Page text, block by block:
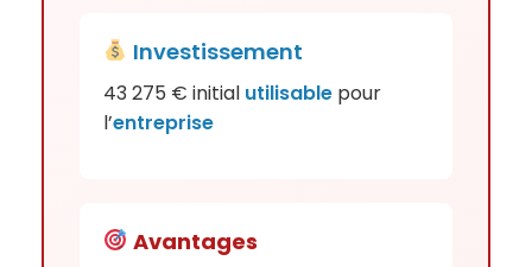
Investissement
43 275 € initial utilisable pour
l’entreprise
Avantages